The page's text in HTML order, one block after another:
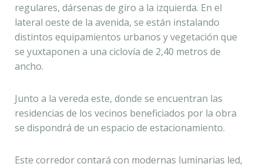
regulares, dársenas de giro a la izquierda. En el
lateral oeste de la avenida, se están instalando
distintos equipamientos urbanos y vegetación que
se yuxtaponen a una ciclovía de 2,40 metros de
ancho.
Junto a la vereda este, donde se encuentran las
residencias de los vecinos beneficiados por la obra
se dispondrá de un espacio de estacionamiento.
Este corredor contará con modernas luminarias led,